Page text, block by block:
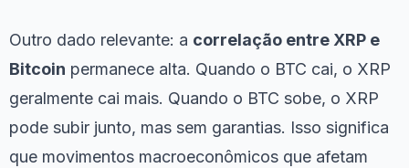
Outro dado relevante: a correlação entre XRP e
Bitcoin permanece alta. Quando o BTC cai, o XRP
geralmente cai mais. Quando o BTC sobe, o XRP
pode subir junto, mas sem garantias. Isso significa
que movimentos macroeconômicos que afetam